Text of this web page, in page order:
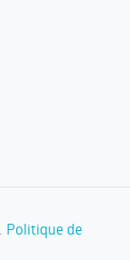
Politique de